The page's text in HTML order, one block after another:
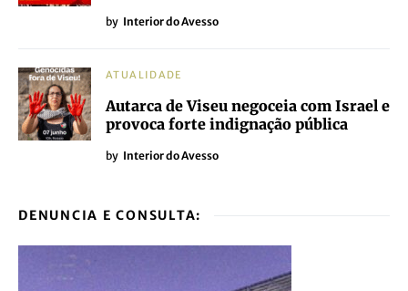
by Interior do Avesso
ATUALIDADE
Autarca de Viseu negoceia com Israel e
provoca forte indignação pública
by Interior do Avesso
DENUNCIA E CONSULTA: